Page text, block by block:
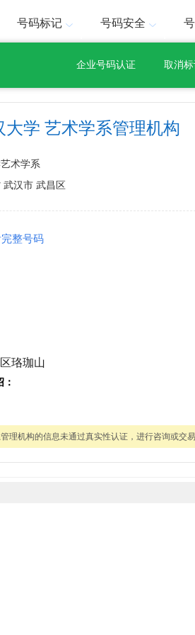
号码标记 号码安全
企业号码认证 取消
大学 艺术学系管理机构
术学系
武汉市 武昌区
整号码
珞珈山
理机构的信息未通过真实性认证，进行咨询或交